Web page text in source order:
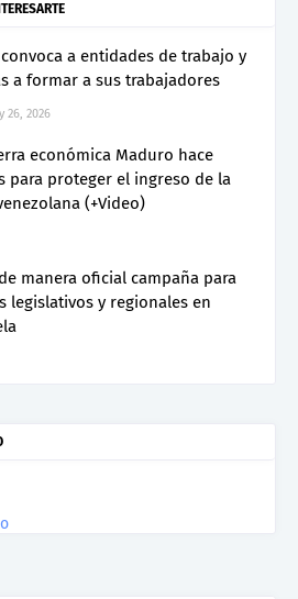
a entidades de trabajo y
a formar a sus trabajadores
26, 2026
económica Maduro hace
para proteger el ingreso de la
(+Video)
manera oficial campaña para
legislativos y regionales en